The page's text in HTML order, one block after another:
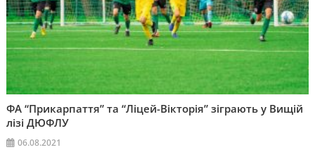
ФА “Прикарпаття” та “Ліцей-Вікторія” зіграють у Вищій
лізі ДЮФЛУ
06.08.2021